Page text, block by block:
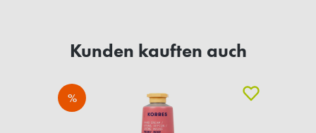
Kunden kauften auch
%